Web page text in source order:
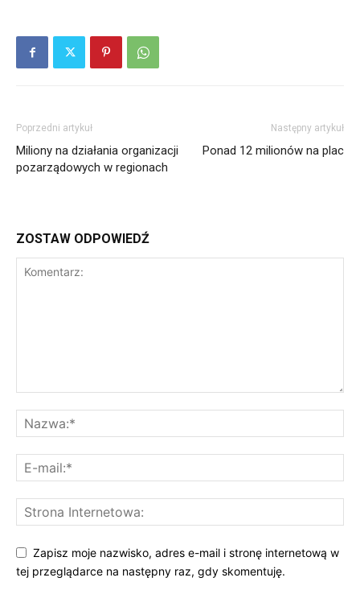
Poprzedni artykuł
Miliony na działania organizacji
pozarządowych w regionach
Następny artykuł
Ponad 12 milionów na plac
ZOSTAW ODPOWIEDŹ
Zapisz moje nazwisko, adres e-mail i stronę internetową w
tej przeglądarce na następny raz, gdy skomentuję.